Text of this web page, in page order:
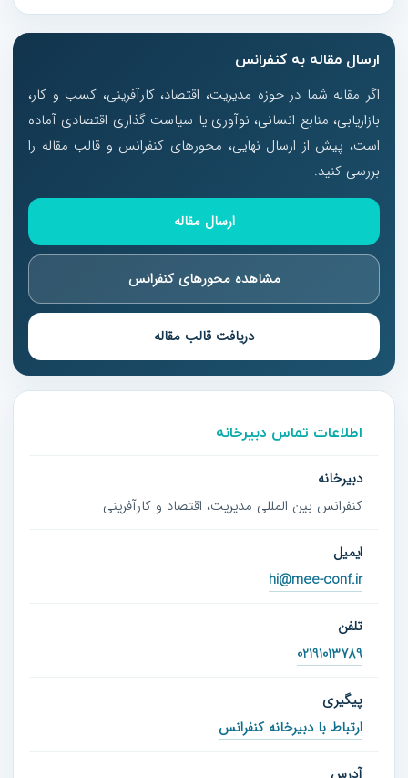
ارسال مقاله به کنفرانس
اگر مقاله شما در حوزه مدیریت، اقتصاد، کارآفرینی، کسب و کار،
بازاریابی، منابع انسانی، نوآوری یا سیاست گذاری اقتصادی آماده
است، پیش از ارسال نهایی، محورهای کنفرانس و قالب مقاله را
بررسی کنید.
ارسال مقاله
مشاهده محورهای کنفرانس
دریافت قالب مقاله
اطلاعات تماس دبیرخانه
دبیرخانه
کنفرانس بین المللی مدیریت، اقتصاد و کارآفرینی
ایمیل
hi@mee-conf.ir
تلفن
02191013789
پیگیری
ارتباط با دبیرخانه کنفرانس